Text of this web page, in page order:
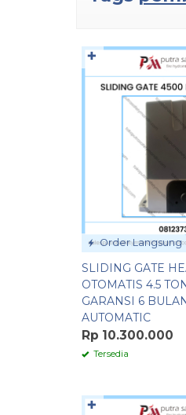
Order Langsung
SLIDING GATE
OTOMATIS 4.5
GARANSI 6
AUTOMATIC
Rp 10.300.000
Tersedia
✚
✚